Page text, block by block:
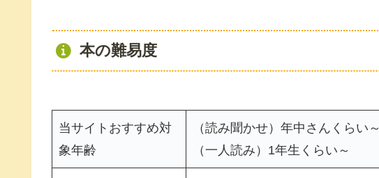
本の難易度
当サイトおすすめ対
象年齢
（読み聞かせ）年中さんくらい～
（一人読み）1年生くらい～